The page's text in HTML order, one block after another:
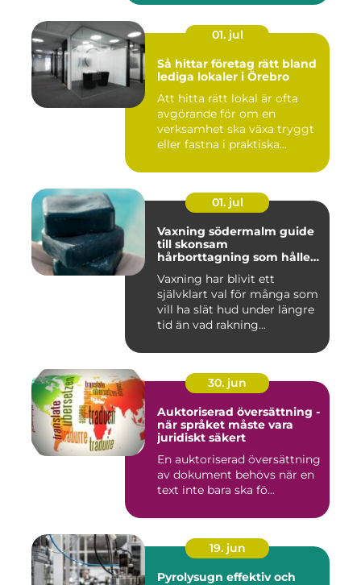
01. jul
Så hittar företag rätt bland
lediga lokaler i Örebro
Att hitta rätt lokal är ofta
avgörande för om en
verksamhet ska växa tryggt
eller fastna i praktiska...
01. jul
Vaxning södermalm guide
till skonsam
hårborttagning som håller
Vaxning har blivit ett
självklart val för många som
vill ha slät hud under längre
tid än vad rakning...
30. jun
Auktoriserad översättning -
när språket måste vara
juridiskt säkert
En auktoriserad översättning
av dokument behövs när en
text inte bara ska fö...
19. jun
Pyrolysugn effektiv och